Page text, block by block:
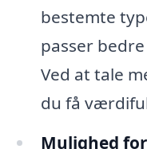
bestemte
passer
Ved at tale
du få
Mulighed